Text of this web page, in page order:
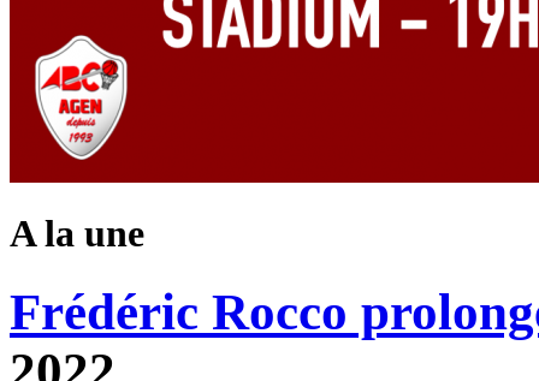
A la une
Frédéric Rocco